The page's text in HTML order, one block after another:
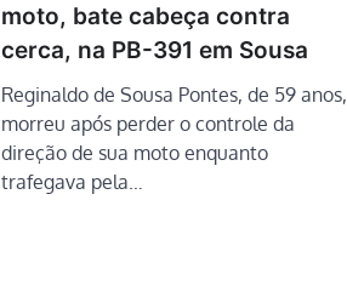
moto, bate cabeça contra
cerca, na PB-391 em Sousa
Reginaldo de Sousa Pontes, de 59 anos,
morreu após perder o controle da
direção de sua moto enquanto
trafegava pela…